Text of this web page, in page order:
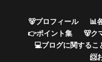
🐻プロフィール 📊
👉ポイント集
🐻ク
💻ブログに関するこ
📨